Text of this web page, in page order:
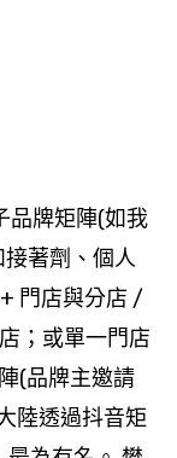
品牌矩陣(如我
著劑、個人
門店與分店 /
；或單一門店
(品牌主邀請
陸透過抖音矩